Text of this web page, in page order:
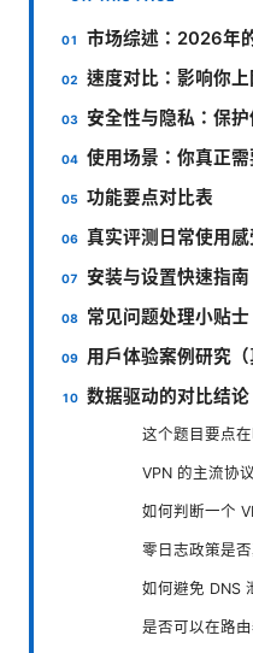
市场综述：2026年
速度对比：影响你
安全性与隐私：保
使用场景：你真正
功能要点对比表
真实评测日常使用感
安装与设置快速指南
常见问题处理小贴士
用户体验案例研究（
数据驱动的对比结论
这个题目要点
VPN 的主流协
如何判断一个
零日志政策是
如何避免 DNS
是否可以在路